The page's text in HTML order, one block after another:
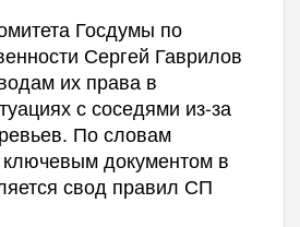
Госдумы по
Сергей Гаврилов
их права в
с соседями из-за
По словам
документом в
свод правил СП